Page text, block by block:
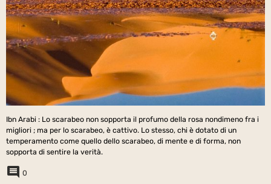
Ibn Arabi : Lo scarabeo non sopporta il profumo della rosa nondimeno fra i
migliori ; ma per lo scarabeo, è cattivo. Lo stesso, chi è dotato di un
temperamento come quello dello scarabeo, di mente e di forma, non
sopporta di sentire la verità.
0